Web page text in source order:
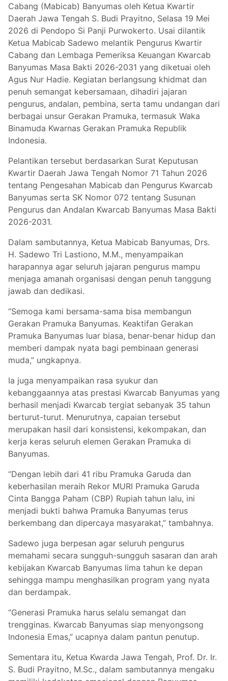
Cabang (Mabicab) Banyumas oleh Ketua Kwartir
Daerah Jawa Tengah S. Budi Prayitno, Selasa 19 Mei
2026 di Pendopo Si Panji Purwokerto. Usai dilantik
Ketua Mabicab Sadewo melantik Pengurus Kwartir
Cabang dan Lembaga Pemeriksa Keuangan Kwarcab
Banyumas Masa Bakti 2026-2031 yang diketuai oleh
Agus Nur Hadie. Kegiatan berlangsung khidmat dan
penuh semangat kebersamaan, dihadiri jajaran
pengurus, andalan, pembina, serta tamu undangan dari
berbagai unsur Gerakan Pramuka, termasuk Waka
Binamuda Kwarnas Gerakan Pramuka Republik
Indonesia.
Pelantikan tersebut berdasarkan Surat Keputusan
Kwartir Daerah Jawa Tengah Nomor 71 Tahun 2026
tentang Pengesahan Mabicab dan Pengurus Kwarcab
Banyumas serta SK Nomor 072 tentang Susunan
Pengurus dan Andalan Kwarcab Banyumas Masa Bakti
2026-2031.
Dalam sambutannya, Ketua Mabicab Banyumas, Drs.
H. Sadewo Tri Lastiono, M.M., menyampaikan
harapannya agar seluruh jajaran pengurus mampu
menjaga amanah organisasi dengan penuh tanggung
jawab dan dedikasi.
“Semoga kami bersama-sama bisa membangun
Gerakan Pramuka Banyumas. Keaktifan Gerakan
Pramuka Banyumas luar biasa, benar-benar hidup dan
memberi dampak nyata bagi pembinaan generasi
muda,” ungkapnya.
Ia juga menyampaikan rasa syukur dan
kebanggaannya atas prestasi Kwarcab Banyumas yang
berhasil menjadi Kwarcab tergiat sebanyak 35 tahun
berturut-turut. Menurutnya, capaian tersebut
merupakan hasil dari konsistensi, kekompakan, dan
kerja keras seluruh elemen Gerakan Pramuka di
Banyumas.
“Dengan lebih dari 41 ribu Pramuka Garuda dan
keberhasilan meraih Rekor MURI Pramuka Garuda
Cinta Bangga Paham (CBP) Rupiah tahun lalu, ini
menjadi bukti bahwa Pramuka Banyumas terus
berkembang dan dipercaya masyarakat,” tambahnya.
Sadewo juga berpesan agar seluruh pengurus
memahami secara sungguh-sungguh sasaran dan arah
kebijakan Kwarcab Banyumas lima tahun ke depan
sehingga mampu menghasilkan program yang nyata
dan berdampak.
“Generasi Pramuka harus selalu semangat dan
trengginas. Kwarcab Banyumas siap menyongsong
Indonesia Emas,” ucapnya dalam pantun penutup.
Sementara itu, Ketua Kwarda Jawa Tengah, Prof. Dr. Ir.
S. Budi Prayitno, M.Sc., dalam sambutannya mengaku